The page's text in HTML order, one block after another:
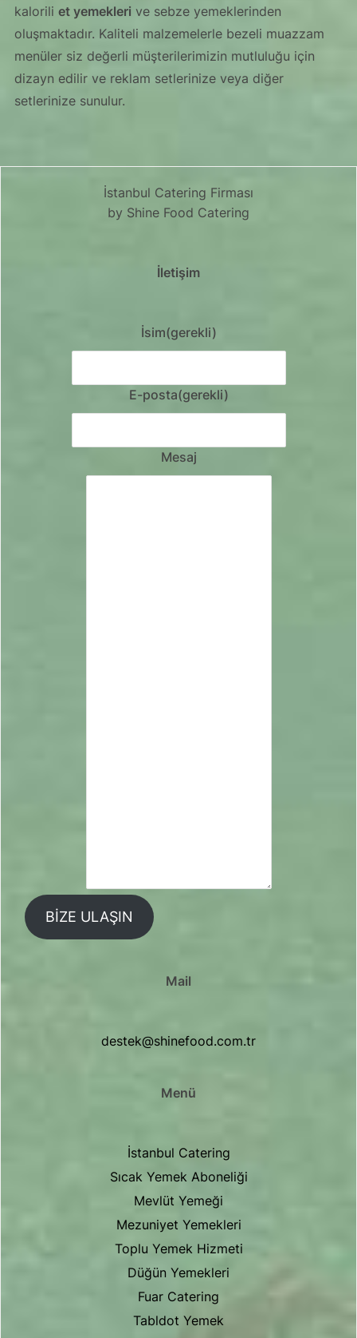
kalorili et yemekleri ve sebze yemeklerinden
oluşmaktadır. Kaliteli malzemelerle bezeli muazzam
menüler siz değerli müşterilerimizin mutluluğu için
dizayn edilir ve reklam setlerinize veya diğer
setlerinize sunulur.
İstanbul Catering Firması
by Shine Food Catering
İletişim
İsim(gerekli)
E-posta(gerekli)
Mesaj
BIZE ULAŞIN
Mail
destek@shinefood.com.tr
Menü
İstanbul Catering
Sıcak Yemek Aboneliği
Mevlüt Yemeği
Mezuniyet Yemekleri
Toplu Yemek Hizmeti
Düğün Yemekleri
Fuar Catering
Tabldot Yemek